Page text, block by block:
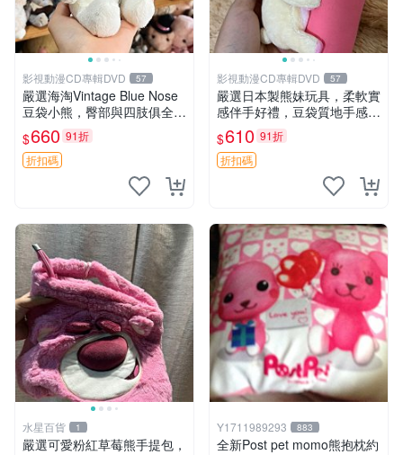
影視動漫CD專輯DVD 57
嚴選海淘Vintage Blue Nose
豆袋小熊，臀部與四肢俱全，
坐高11公分，附原盒與吊牌
收藏。藍鼻子小熊，值得擁有
玩具 憶熊
$660 91折
折扣碼
影視動漫CD專輯DVD 57
嚴選日本製熊妹玩具，柔軟實
感伴手好禮，豆袋質地手感
佳，抱枕小熊 recom 推薦 白
色豆袋 玩具
$610 91折
折扣碼
水星百貨 1
嚴選可愛粉紅草莓熊手提包，
Y1711989293 883
全新Post pet momo熊抱枕約